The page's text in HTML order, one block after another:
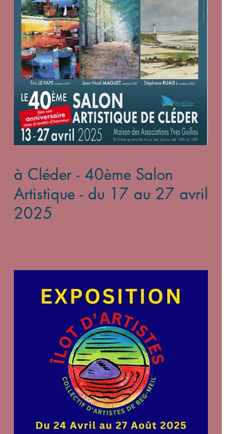
à Cléder - 40ème Salon
Artistique - du 17 au 27 avril
2025